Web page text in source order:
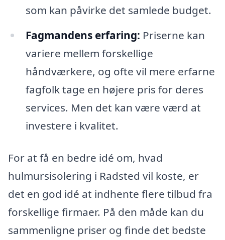
som kan påvirke det samlede budget.
Fagmandens erfaring: Priserne kan
variere mellem forskellige
håndværkere, og ofte vil mere erfarne
fagfolk tage en højere pris for deres
services. Men det kan være værd at
investere i kvalitet.
For at få en bedre idé om, hvad
hulmursisolering i Radsted vil koste, er
det en god idé at indhente flere tilbud fra
forskellige firmaer. På den måde kan du
sammenligne priser og finde det bedste